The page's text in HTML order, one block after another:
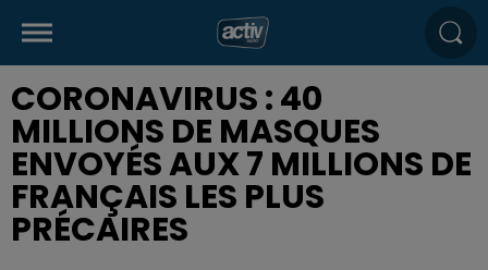
CORONAVIRUS : 40
MILLIONS DE MASQUES
ENVOYÉS AUX 7 MILLIONS DE
FRANÇAIS LES PLUS
PRÉCAIRES